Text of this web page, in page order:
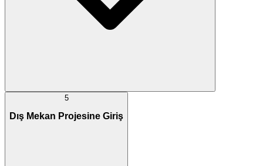
5
Dış Mekan Projesine Giriş